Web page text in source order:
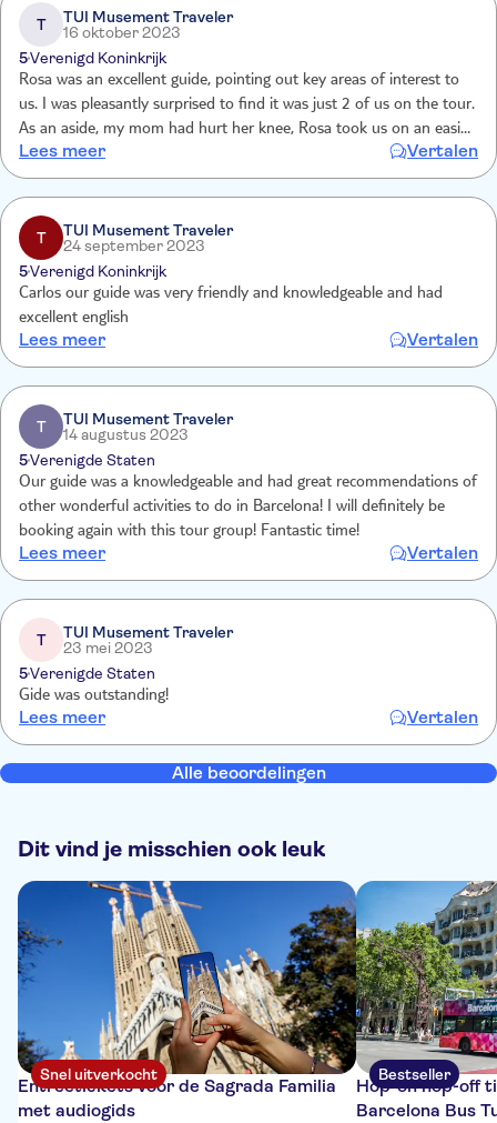
T
TUI Musement Traveler
16 oktober 2023
5Verenigd Koninkrijk
Rosa was an excellent guide, pointing out key areas of interest to
us. I was pleasantly surprised to find it was just 2 of us on the tour.
As an aside, my mom had hurt her knee, Rosa took us on an easier
route without missing anything. Perfect tour :-)
Lees meer Vertalen
T
TUI Musement Traveler
24 september 2023
5Verenigd Koninkrijk
Carlos our guide was very friendly and knowledgeable and had
excellent english
Lees meer Vertalen
T
TUI Musement Traveler
14 augustus 2023
5Verenigde Staten
Our guide was a knowledgeable and had great recommendations of
other wonderful activities to do in Barcelona! I will definitely be
booking again with this tour group! Fantastic time!
Lees meer Vertalen
T
TUI Musement Traveler
23 mei 2023
5Verenigde Staten
Gide was outstanding!
Lees meer Vertalen
Alle beoordelingen
Dit vind je misschien ook leuk
Snel uitverkocht
Entreetickets voor de Sagrada Familia
met audiogids
Bestseller
Hop-on hop-off
Barcelona Bus